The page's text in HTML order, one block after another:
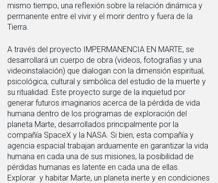
mismo tiempo, una reflexión sobre la relación dinámica y
permanente entre el vivir y el morir dentro y fuera de la
Tierra.
A través del proyecto IMPERMANENCIA EN MARTE, se
desarrollará un cuerpo de obra (videos, fotografías y una
videoinstalación) que dialogan con la dimensión espiritual,
psicológica, cultural y simbólica del estudio de la muerte y
su ritualidad. Este proyecto surge de la inquietud por
generar futuros imaginarios acerca de la pérdida de vida
humana dentro de los programas de exploración del
planeta Marte, desarrollados principalmente por la
compañía SpaceX y la NASA. Si bien, esta compañía y
agencia espacial trabajan arduamente en garantizar la vida
humana en cada una de sus misiones, la posibilidad de
pérdidas humanas es latente en cada una de ellas.
Explorar y habitar Marte, un planeta inerte y en condiciones